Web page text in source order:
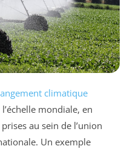
climatique
mondiale, en
au sein de l’union
Un exemple